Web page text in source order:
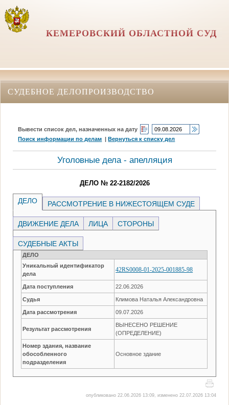
КЕМЕРОВСКИЙ ОБЛАСТНОЙ СУД
СУДЕБНОЕ ДЕЛОПРОИЗВОДСТВО
Вывести список дел, назначенных на дату
Поиск информации по делам |Вернуться к списку дел
Уголовные дела - апелляция
ДЕЛО № 22-2182/2026
ДЕЛО РАССМОТРЕНИЕ В НИЖЕСТОЯЩЕМ СУДЕ
ДВИЖЕНИЕ ДЕЛА ЛИЦА СТОРОНЫ
СУДЕБНЫЕ АКТЫ
ДЕЛО
Уникальный идентификатор
дела
42RS0008-01-2025-001885-98
Дата поступления 22.06.2026
Судья Климова Наталья Александровна
Дата рассмотрения 09.07.2026
Результат рассмотрения
ВЫНЕСЕНО РЕШЕНИЕ
(ОПРЕДЕЛЕНИЕ)
Номер здания, название
обособленного
подразделения
Основное здание
опубликовано 22.06.2026 13:09, изменено 22.07.2026 13:04